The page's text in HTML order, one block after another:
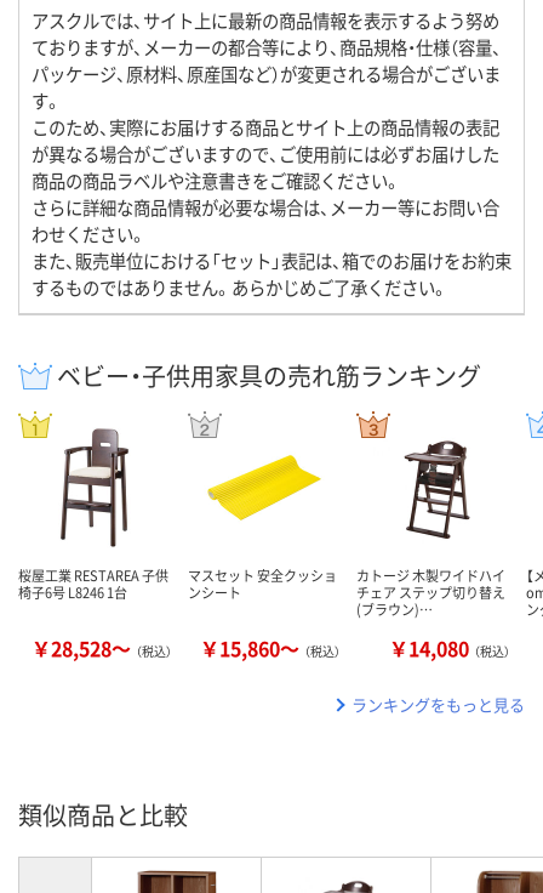
アスクルでは、サイト上に最新の商品情報を表示するよう努め
ておりますが、メーカーの都合等により、商品規格・仕様（容量、
パッケージ、原材料、原産国など）が変更される場合がございま
す。
このため、実際にお届けする商品とサイト上の商品情報の表記
が異なる場合がございますので、ご使用前には必ずお届けした
商品の商品ラベルや注意書きをご確認ください。
さらに詳細な商品情報が必要な場合は、メーカー等にお問い合
わせください。
また、販売単位における「セット」表記は、箱でのお届けをお約束
するものではありません。あらかじめご了承ください。
ベビー・子供用家具の売れ筋ランキング
桜屋工業 RESTAREA 子供
椅子6号 L8246 1台
￥28,528～ （税込）
マスセット 安全クッショ
ンシート
￥15,860～ （税込）
カトージ 木製ワイドハイ
チェア ステップ切り替え
(ブラウン)…
￥14,080 （税込）
【
ランキングをもっと見る
類似商品と比較